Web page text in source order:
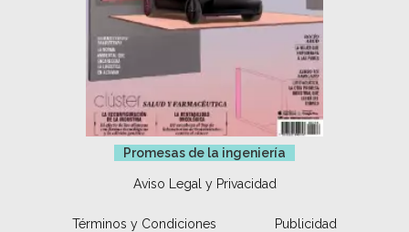
Promesas de la ingeniería
Aviso Legal y Privacidad
Términos y Condiciones Publicidad